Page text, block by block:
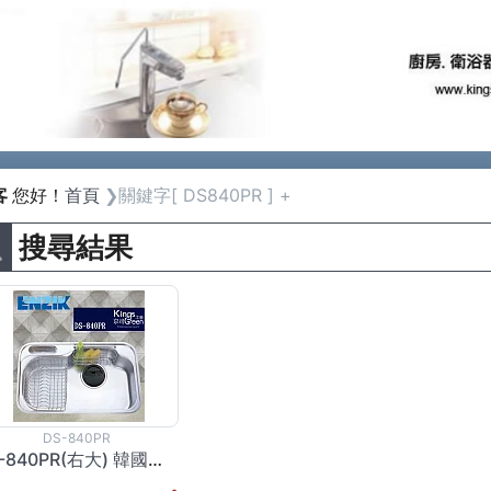
您好！ 首頁 關鍵字[ DS840PR ] +
搜尋結果
DS-840PR
DS-840PR(右大) 韓國不鏽鋼水槽